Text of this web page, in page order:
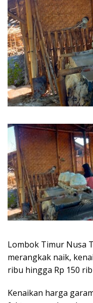
Lombok Timur Nusa
merangkak naik,
ribu hingga Rp 150
Kenaikan harga